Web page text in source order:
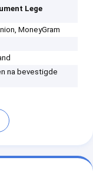
Lege
MoneyGram
na bevestigde